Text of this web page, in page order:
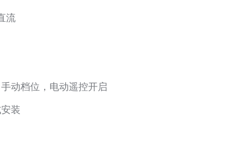
流
动档位，电动遥控开启
装